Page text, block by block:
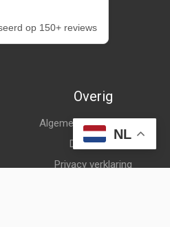
op 150+ reviews
Overig
Algemene voorwaarden
Disclaimer
Privacy verklaring
NL